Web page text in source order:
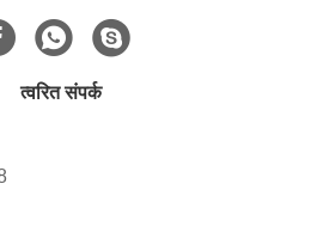
त्वरित संपर्क